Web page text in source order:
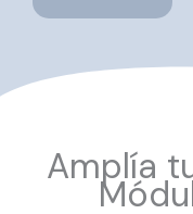
Amplía